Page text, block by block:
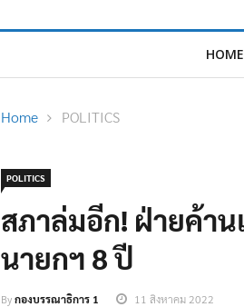
HOME
Home POLITICS
POLITICS
สภาล่มอีก! ฝ่ายค้า
นายกฯ 8 ปี
Byกองบรรณาธิการ 1 11 สิงหาคม 2022